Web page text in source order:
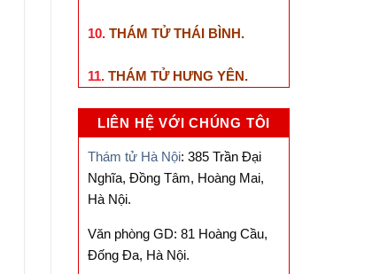
10. THÁM TỬ THÁI BÌNH.
11. THÁM TỬ HƯNG YÊN.
LIÊN HỆ VỚI CHÚNG TÔI
Thám tử Hà Nội: 385 Trần Đại
Nghĩa, Đồng Tâm, Hoàng Mai,
Hà Nội.
Văn phòng GD: 81 Hoàng Cầu,
Đống Đa, Hà Nội.